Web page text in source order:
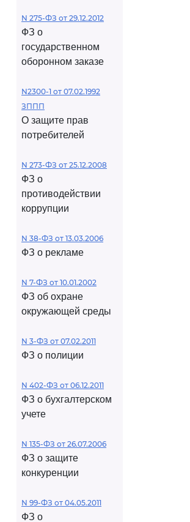
N 275-ФЗ от 29.12.2012
ФЗ о
государственном
оборонном заказе
N2300-1 от 07.02.1992
ЗППП
О защите прав
потребителей
N 273-ФЗ от 25.12.2008
ФЗ о
противодействии
коррупции
N 38-ФЗ от 13.03.2006
ФЗ о рекламе
N 7-ФЗ от 10.01.2002
ФЗ об охране
окружающей среды
N 3-ФЗ от 07.02.2011
ФЗ о полиции
N 402-ФЗ от 06.12.2011
ФЗ о бухгалтерском
учете
N 135-ФЗ от 26.07.2006
ФЗ о защите
конкуренции
N 99-ФЗ от 04.05.2011
ФЗ о